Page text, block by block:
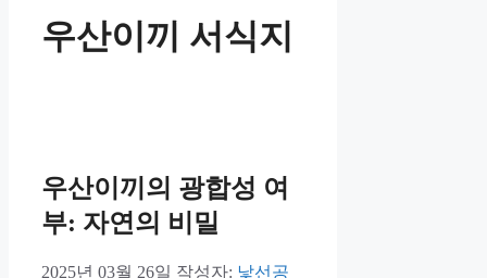
우산이끼 서식지
우산이끼의 광합성 여
부: 자연의 비밀
2025년 03월 26일 작성자: 낯선공